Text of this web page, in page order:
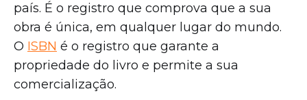
país. É o registro que comprova que a sua
obra é única, em qualquer lugar do mundo.
O ISBN é o registro que garante a
propriedade do livro e permite a sua
comercialização.